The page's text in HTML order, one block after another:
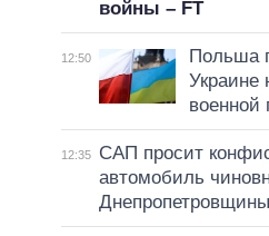
войны – FT
12:50
Польша
Украине
12:35
САП просит
автомобиль
Днепропетровщины